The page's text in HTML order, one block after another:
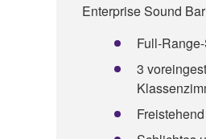
Enterprise Sound Bar
Full-
3